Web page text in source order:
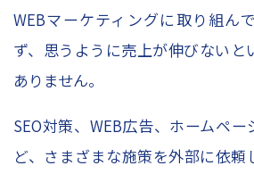
コンサルタント紹介
採用情報
お問い合わせ
資料請求申し込み
スポット診断お申込み
WEBマーケティングに取り組ん
ず、思うように売上が伸びないと
ありません。
SEO対策、WEB広告、ホームペ
ど、さまざまな施策を外部に依頼